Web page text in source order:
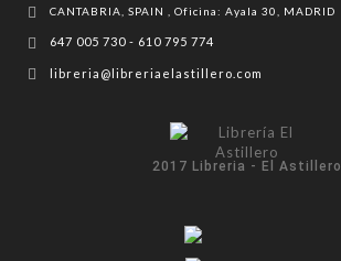
2017 Libreria - El Astillero
CANTABRIA, SPAIN , Oficina: Ayala 30, MADRID
647 005 730 - 610 795 774
libreria@libreriaelastillero.com